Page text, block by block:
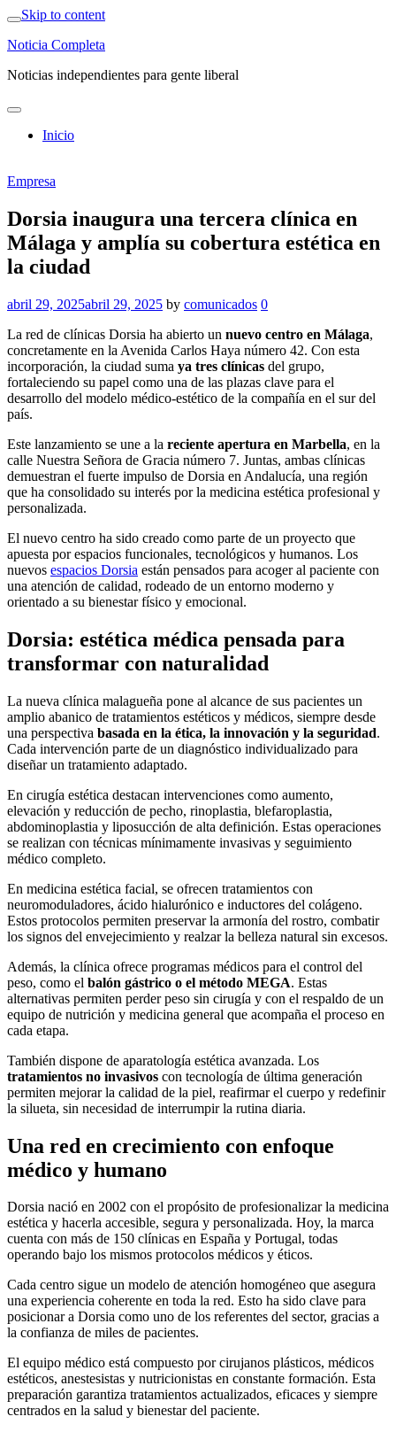
Skip to content
Noticia Completa
Noticias independientes para gente liberal
Inicio
Empresa
Dorsia inaugura una tercera clínica en
Málaga y amplía su cobertura estética en
la ciudad
abril 29, 2025abril 29, 2025 by comunicados 0
La red de clínicas Dorsia ha abierto un nuevo centro en Málaga,
concretamente en la Avenida Carlos Haya número 42. Con esta
incorporación, la ciudad suma ya tres clínicas del grupo,
fortaleciendo su papel como una de las plazas clave para el
desarrollo del modelo médico-estético de la compañía en el sur del
país.
Este lanzamiento se une a la reciente apertura en Marbella, en la
calle Nuestra Señora de Gracia número 7. Juntas, ambas clínicas
demuestran el fuerte impulso de Dorsia en Andalucía, una región
que ha consolidado su interés por la medicina estética profesional y
personalizada.
El nuevo centro ha sido creado como parte de un proyecto que
apuesta por espacios funcionales, tecnológicos y humanos. Los
nuevos espacios Dorsia están pensados para acoger al paciente con
una atención de calidad, rodeado de un entorno moderno y
orientado a su bienestar físico y emocional.
Dorsia: estética médica pensada para
transformar con naturalidad
La nueva clínica malagueña pone al alcance de sus pacientes un
amplio abanico de tratamientos estéticos y médicos, siempre desde
una perspectiva basada en la ética, la innovación y la seguridad.
Cada intervención parte de un diagnóstico individualizado para
diseñar un tratamiento adaptado.
En cirugía estética destacan intervenciones como aumento,
elevación y reducción de pecho, rinoplastia, blefaroplastia,
abdominoplastia y liposucción de alta definición. Estas operaciones
se realizan con técnicas mínimamente invasivas y seguimiento
médico completo.
En medicina estética facial, se ofrecen tratamientos con
neuromoduladores, ácido hialurónico e inductores del colágeno.
Estos protocolos permiten preservar la armonía del rostro, combatir
los signos del envejecimiento y realzar la belleza natural sin excesos.
Además, la clínica ofrece programas médicos para el control del
peso, como el balón gástrico o el método MEGA. Estas
alternativas permiten perder peso sin cirugía y con el respaldo de un
equipo de nutrición y medicina general que acompaña el proceso en
cada etapa.
También dispone de aparatología estética avanzada. Los
tratamientos no invasivos con tecnología de última generación
permiten mejorar la calidad de la piel, reafirmar el cuerpo y redefinir
la silueta, sin necesidad de interrumpir la rutina diaria.
Una red en crecimiento con enfoque
médico y humano
Dorsia nació en 2002 con el propósito de profesionalizar la medicina
estética y hacerla accesible, segura y personalizada. Hoy, la marca
cuenta con más de 150 clínicas en España y Portugal, todas
operando bajo los mismos protocolos médicos y éticos.
Cada centro sigue un modelo de atención homogéneo que asegura
una experiencia coherente en toda la red. Esto ha sido clave para
posicionar a Dorsia como uno de los referentes del sector, gracias a
la confianza de miles de pacientes.
El equipo médico está compuesto por cirujanos plásticos, médicos
estéticos, anestesistas y nutricionistas en constante formación. Esta
preparación garantiza tratamientos actualizados, eficaces y siempre
centrados en la salud y bienestar del paciente.